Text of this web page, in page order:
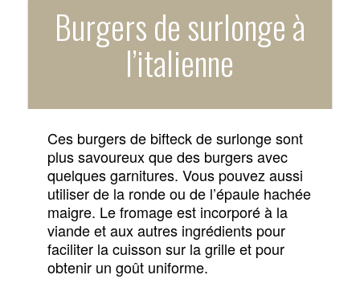
Burgers de surlonge à
l’italienne
Ces burgers de bifteck de surlonge sont
plus savoureux que des burgers avec
quelques garnitures. Vous pouvez aussi
utiliser de la ronde ou de l’épaule hachée
maigre. Le fromage est incorporé à la
viande et aux autres ingrédients pour
faciliter la cuisson sur la grille et pour
obtenir un goût uniforme.